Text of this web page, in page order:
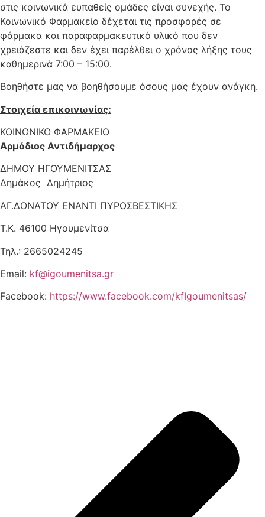
στις κοινωνικά ευπαθείς ομάδες είναι συνεχής. Το
Κοινωνικό Φαρμακείο δέχεται τις προσφορές σε
φάρμακα και παραφαρμακευτικό υλικό που δεν
χρειάζεστε και δεν έχει παρέλθει ο χρόνος λήξης τους
καθημερινά 7:00 – 15:00.
Βοηθήστε μας να βοηθήσουμε όσους μας έχουν ανάγκη.
Στοιχεία επικοινωνίας:
ΚΟΙΝΩΝΙΚΟ ΦΑΡΜΑΚΕΙΟ
Αρμόδιος Αντιδήμαρχος
ΔΗΜΟΥ ΗΓΟΥΜΕΝΙΤΣΑΣ
Δημάκος Δημήτριος
ΑΓ.ΔΟΝΑΤΟΥ ΕΝΑΝΤΙ ΠΥΡΟΣΒΕΣΤΙΚΗΣ
Τ.Κ. 46100 Ηγουμενίτσα
Τηλ.: 2665024245
Email: kf@igoumenitsa.gr
Facebook: https://www.facebook.com/kfIgoumenitsas/